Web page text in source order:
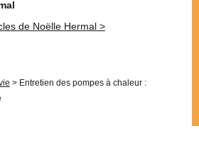
de Noëlle Hermal >
> Entretien des pompes à chaleur :